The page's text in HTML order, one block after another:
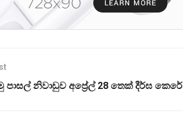
පාසල් නිවාඩුව අප්‍රේල් 28 තෙක් දීර්ඝ කෙරේ